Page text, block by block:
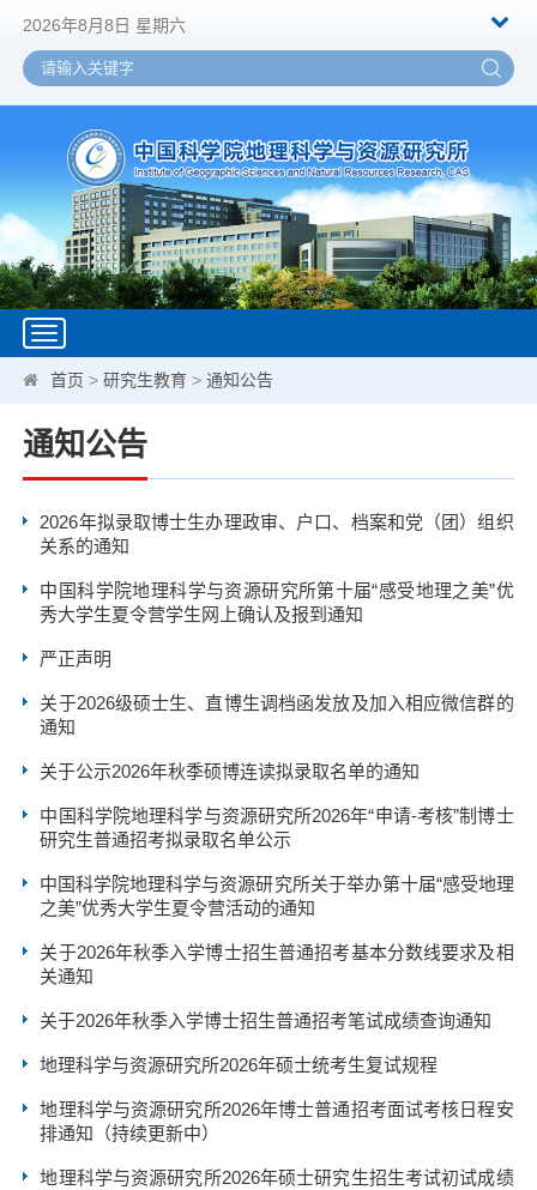
2026年8月8日 星期六
Toggle
navigation
首页 >研究生教育 >通知公告
通知公告
2026年拟录取博士生办理政审、户口、档案和党（团）组织
关系的通知
中国科学院地理科学与资源研究所第十届“感受地理之美”优
秀大学生夏令营学生网上确认及报到通知
严正声明
关于2026级硕士生、直博生调档函发放及加入相应微信群的
通知
关于公示2026年秋季硕博连读拟录取名单的通知
中国科学院地理科学与资源研究所2026年“申请-考核”制博士
研究生普通招考拟录取名单公示
中国科学院地理科学与资源研究所关于举办第十届“感受地理
之美”优秀大学生夏令营活动的通知
关于2026年秋季入学博士招生普通招考基本分数线要求及相
关通知
关于2026年秋季入学博士招生普通招考笔试成绩查询通知
地理科学与资源研究所2026年硕士统考生复试规程
地理科学与资源研究所2026年博士普通招考面试考核日程安
排通知（持续更新中）
地理科学与资源研究所2026年硕士研究生招生考试初试成绩